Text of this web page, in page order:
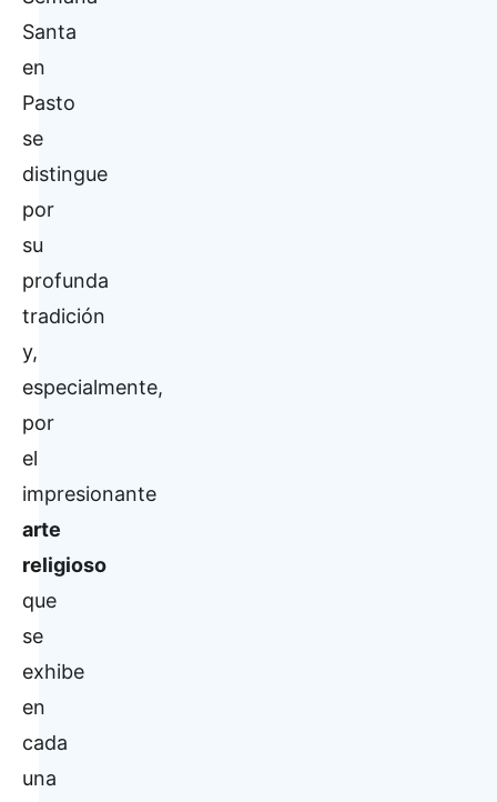
Santa
en
Pasto
se
distingue
por
su
profunda
tradición
y,
especialmente,
por
el
impresionante
arte
religioso
que
se
exhibe
en
cada
una